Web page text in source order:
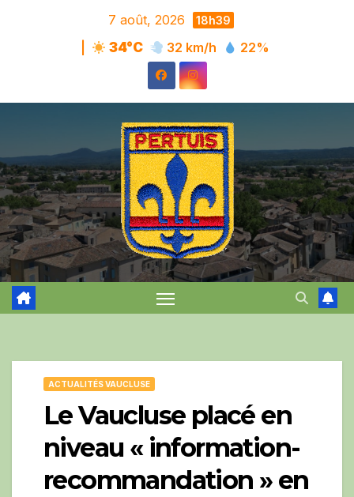
7 août, 2026 18h39
34°C 32 km/h 22%
ACTUALITÉS VAUCLUSE
Le Vaucluse placé en
niveau « information-
recommandation » en